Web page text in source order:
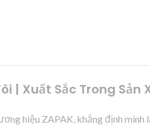
| Xuất Sắc Trong Sản
hiệu ZAPAK, khẳng định